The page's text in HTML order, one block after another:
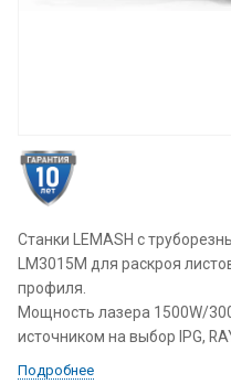
Станки LEMASH с
LM3015М для раскроя
профиля.
Мощность лазера 1500W/
источником на выбор IPG,
Подробнее